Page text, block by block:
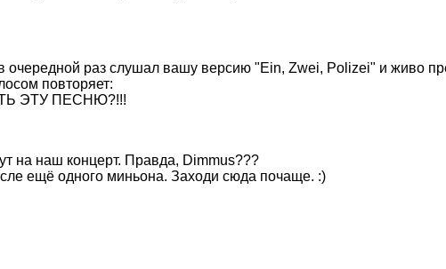
очередной раз слушал вашу версию "Ein, Zwei, Polizei" и живо
повторяет:
ЭТУ ПЕСНЮ?!!!
на наш концерт. Правда, Dimmus???
ещё одного миньона. Заходи сюда почаще. :)